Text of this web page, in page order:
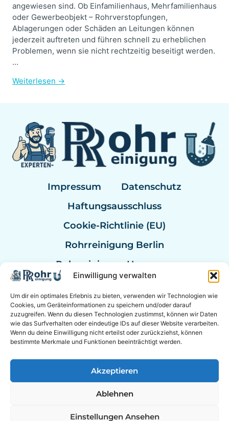
Einwilligung verwalten
Um dir ein optimales Erlebnis zu bieten, verwenden wir Technologien wie
Cookies, um Geräteinformationen zu speichern und/oder darauf
zuzugreifen. Wenn du diesen Technologien zustimmst, können wir Daten
wie das Surfverhalten oder eindeutige IDs auf dieser Website verarbeiten.
Wenn du deine Einwilligung nicht erteilst oder zurückziehst, können
bestimmte Merkmale und Funktionen beeinträchtigt werden.
Akzeptieren
Ablehnen
Einstellungen Ansehen
angewiesen sind. Ob Einfamilienhaus, Mehrfamilienhaus
oder Gewerbeobjekt – Rohrverstopfungen,
Ablagerungen oder Schäden an Leitungen können
jederzeit auftreten und führen schnell zu erheblichen
Problemen, wenn sie nicht rechtzeitig beseitigt werden.
…
Weiterlesen →
Impressum
Datenschutz
Haftungsausschluss
Cookie-Richtlinie (EU)
Rohrreinigung Berlin
Rohrreinigung Hannover
Rohrreinigung Bremen
Rohrreinigung Kassel
Rohrreinigung Mannheim
Rohrexperten Deutschland
© 2026 Experten für Sanitär & Rohrreinigung in der
Berater Empfehlung
EXPERTEN AUF SOCIAL MEDIA